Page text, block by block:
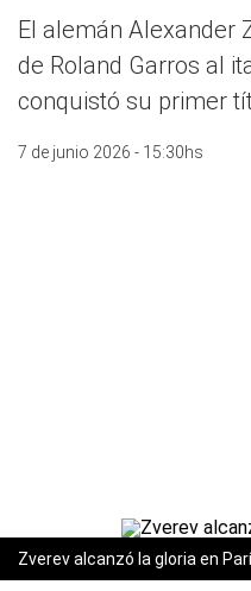
El alemán Alexander
de Roland Garros al
conquistó su primer
7 de junio 2026 - 15:30hs
Zverev alcanzó la gloria en